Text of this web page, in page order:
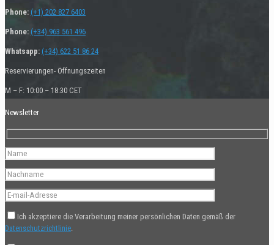
Phone: (+1) 202 827 6403
Phone: (+34) 963 561 496
Whatsapp: (+34) 622 51 86 24
Reservierungen- Öffnungszeiten
M – F: 10:00 – 18:30 CET
Newsletter
Ich akzeptiere die Verarbeitung meiner persönlichen Daten gemäß der
Datenschutzrichtlinie.